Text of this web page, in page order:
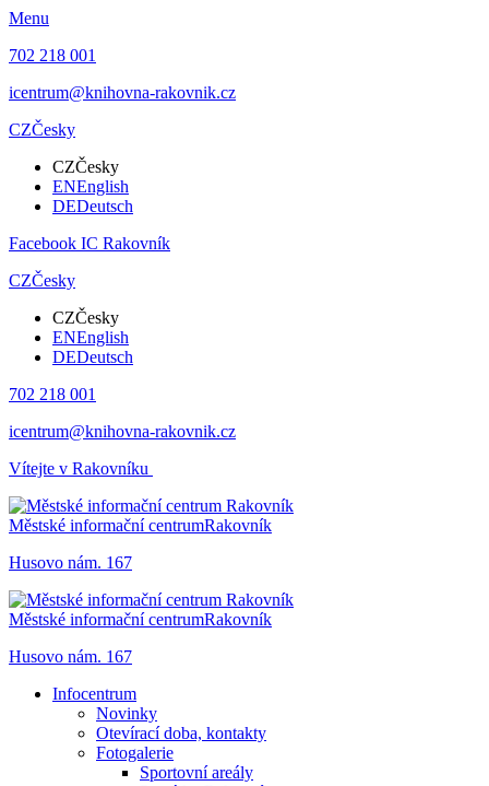
Menu
702 218 001
icentrum@knihovna-rakovnik.cz
CZČesky
CZČesky
ENEnglish
DEDeutsch
Facebook IC Rakovník
CZČesky
CZČesky
ENEnglish
DEDeutsch
702 218 001
icentrum@knihovna-rakovnik.cz
Vítejte v Rakovníku
Městské informační centrumRakovník
Husovo nám. 167
Městské informační centrumRakovník
Husovo nám. 167
Infocentrum
Novinky
Otevírací doba, kontakty
Fotogalerie
Sportovní areály